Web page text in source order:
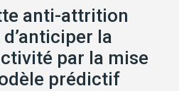
anti-attrition
la
par la mise
prédictif